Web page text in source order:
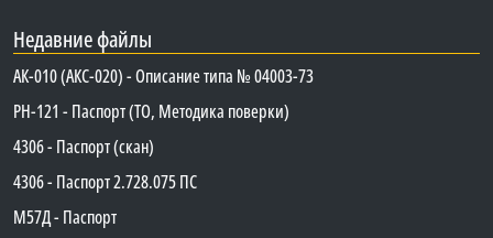
Недавние файлы
АК-010 (АКС-020) - Описание типа № 04003-73
PH-121 - Паспорт (ТО, Методика поверки)
4306 - Паспорт (скан)
4306 - Паспорт 2.728.075 ПС
М57Д - Паспорт